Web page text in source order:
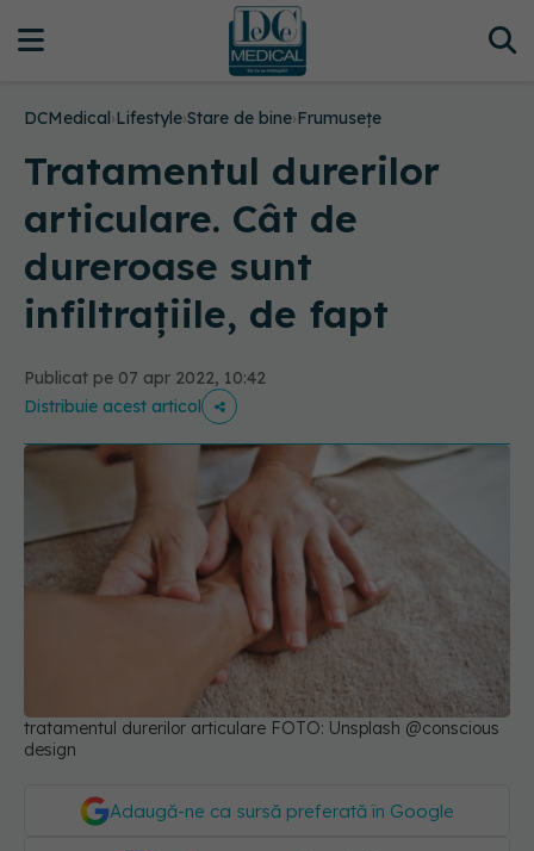
DCMedical›Lifestyle›Stare de bine›Frumusețe
Tratamentul durerilor
articulare. Cât de
dureroase sunt
infiltrațiile, de fapt
Publicat pe 07 apr 2022, 10:42
Distribuie acest articol
tratamentul durerilor articulare FOTO: Unsplash @conscious
design
Adaugă-ne ca sursă preferată în Google